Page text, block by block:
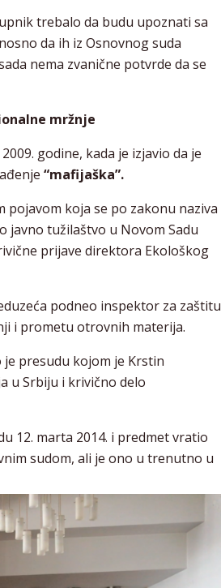
trebalo da budu upoznati sa
da ih iz Osnovnog suda
nema zvanične potvrde da se
mržnje
godine, kada je izjavio da je
“mafijaška”.
pojavom koja se po zakonu naziva
javno tužilaštvo u Novom Sadu
prijave direktora Ekološkog
podneo inspektor za zaštitu
i prometu otrovnih materija.
je presudu kojom je Krstin
u Srbiju i krivično delo
12. marta 2014. i predmet vratio
sudom, ali je ono u trenutno u